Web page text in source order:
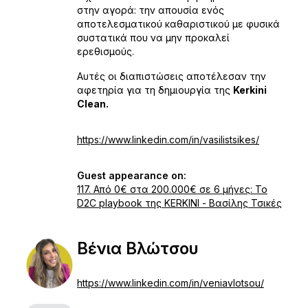
στην αγορά: την απουσία ενός
αποτελεσματικού καθαριστικού με φυσικά
συστατικά που να μην προκαλεί
ερεθισμούς.
Αυτές οι διαπιστώσεις αποτέλεσαν την
αφετηρία για τη δημιουργία της Kerkini
Clean.
https://www.linkedin.com/in/vasilistsikes/
Guest appearance on:
117. Από 0€ στα 200.000€ σε 6 μήνες: Το
D2C playbook της KERKINI - Βασίλης Τσικές
Βένια Βλώτσου
https://www.linkedin.com/in/veniavlotsou/